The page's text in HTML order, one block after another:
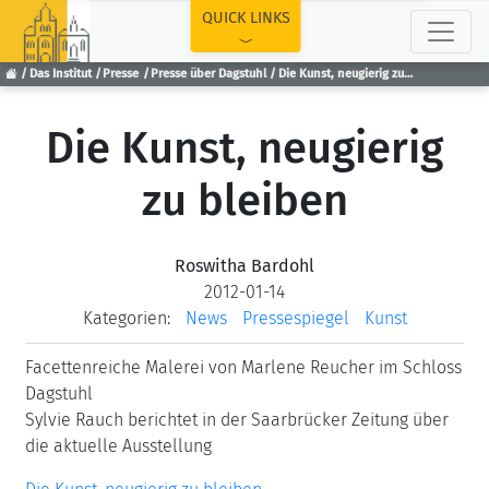
Das Institut Presse Presse über Dagstuhl Die Kunst, neugierig zu bleiben
QUICK LINKS
Die Kunst, neugierig
zu bleiben
Roswitha Bardohl
2012-01-14
Kategorien:
News Pressespiegel Kunst
Facettenreiche Malerei von Marlene Reucher im Schloss
Dagstuhl
Sylvie Rauch berichtet in der Saarbrücker Zeitung über
die aktuelle Ausstellung